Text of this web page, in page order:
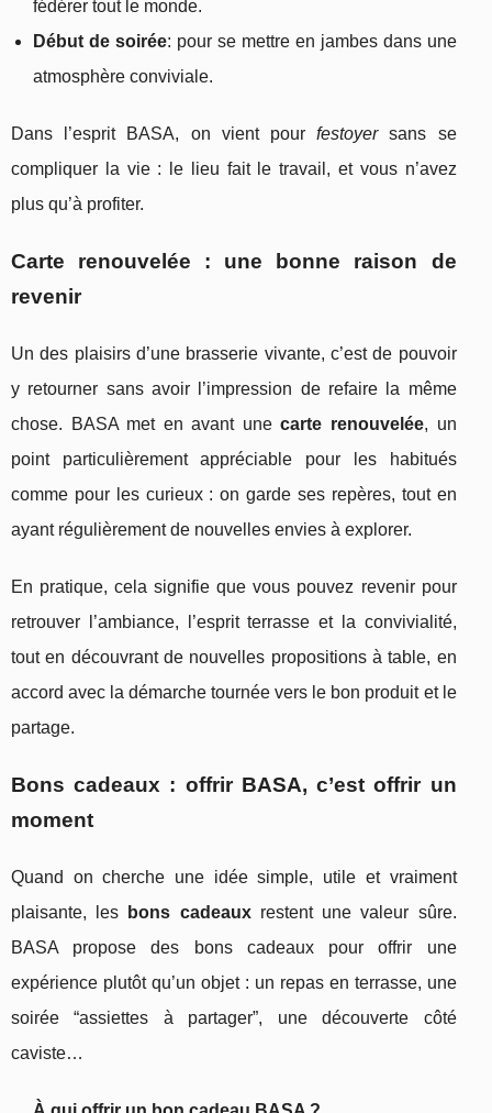
fédérer tout le monde.
Début de soirée: pour se mettre en jambes dans une
atmosphère conviviale.
Dans l’esprit BASA, on vient pourfestoyersans se
compliquer la vie : le lieu fait le travail, et vous n’avez
plus qu’à profiter.
Carte renouvelée : une bonne raison de
revenir
Un des plaisirs d’une brasserie vivante, c’est de pouvoir
y retourner sans avoir l’impression de refaire la même
chose. BASA met en avant unecarte renouvelée, un
point particulièrement appréciable pour les habitués
comme pour les curieux : on garde ses repères, tout en
ayant régulièrement de nouvelles envies à explorer.
En pratique, cela signifie que vous pouvez revenir pour
retrouver l’ambiance, l’esprit terrasse et la convivialité,
tout en découvrant de nouvelles propositions à table, en
accord avec la démarche tournée vers le bon produit et le
partage.
Bons cadeaux : offrir BASA, c’est offrir un
moment
Quand on cherche une idée simple, utile et vraiment
plaisante, les
bons cadeauxrestent une valeur sûre.
BASA propose des bons cadeaux pour offrir une
expérience plutôt qu’un objet : un repas en terrasse, une
soirée “assiettes à partager”, une découverte côté
caviste…